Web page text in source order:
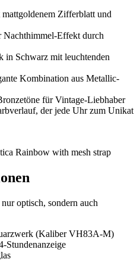
Zifferblatt und
Effekt durch
Schwarz mit leuchtenden
Kombination aus Metallic-
für Vintage-Liebhaber
der jede Uhr zum Unikat
Rainbow with mesh strap
optisch, sondern auch
(Kaliber VH83A-M)
Stundenanzeige